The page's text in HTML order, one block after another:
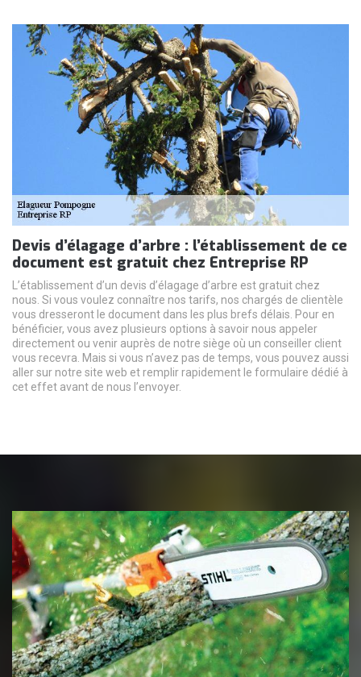
Devis d’élagage d’arbre : l’établissement de ce
document est gratuit chez Entreprise RP
L’établissement d’un devis d’élagage d’arbre est gratuit chez
nous. Si vous voulez connaître nos tarifs, nos chargés de clientèle
vous dresseront le document dans les plus brefs délais. Pour en
bénéficier, vous avez plusieurs options à savoir nous appeler
directement ou venir auprès de notre siège où un conseiller client
vous recevra. Mais si vous n’avez pas de temps, vous pouvez aussi
aller sur notre site web et remplir rapidement le formulaire dédié à
cet effet avant de nous l’envoyer.